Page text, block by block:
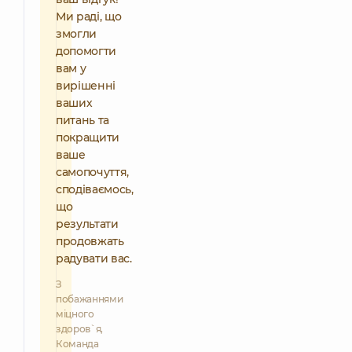
Ми раді, що
змогли
допомогти
вам у
вирішенні
ваших
питань та
покращити
ваше
самопочуття,
сподіваємось,
що
результати
продовжать
радувати вас.
З
побажаннями
міцного
здоров`я,
Команда